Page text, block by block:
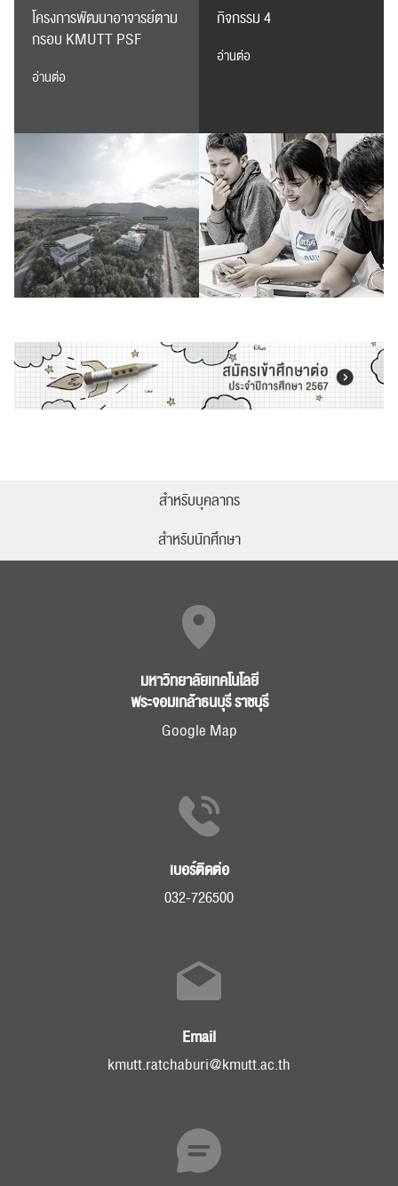
โครงการพัฒนาอาจารย์ตาม
กรอบ KMUTT PSF
อ่านต่อ
กิจกรรม 4
อ่านต่อ
สำหรับบุคลากร
สำหรับนักศึกษา
มหาวิทยาลัยเทคโนโลยี
พระจอมเกล้าธนบุรี ราชบุรี
Google Map
เบอร์ติดต่อ
032-726500
Email
kmutt.ratchaburi@kmutt.ac.th